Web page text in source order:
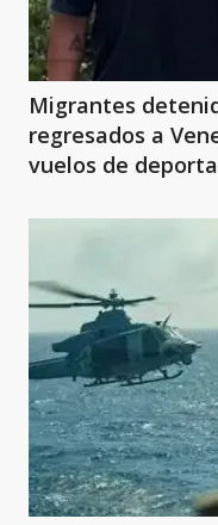
Migrantes
regresados a
vuelos de